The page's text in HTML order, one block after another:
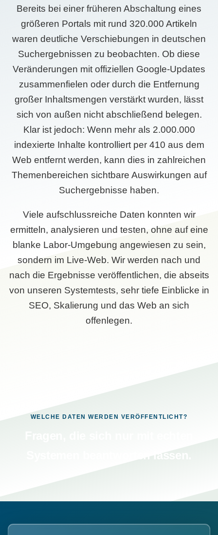
Bereits bei einer früheren Abschaltung eines
größeren Portals mit rund 320.000 Artikeln
waren deutliche Verschiebungen in deutschen
Suchergebnissen zu beobachten. Ob diese
Veränderungen mit offiziellen Google-Updates
zusammenfielen oder durch die Entfernung
großer Inhaltsmengen verstärkt wurden, lässt
sich von außen nicht abschließend belegen.
Klar ist jedoch: Wenn mehr als 2.000.000
indexierte Inhalte kontrolliert per 410 aus dem
Web entfernt werden, kann dies in zahlreichen
Themenbereichen sichtbare Auswirkungen auf
Suchergebnisse haben.
Viele aufschlussreiche Daten konnten wir
ermitteln, analysieren und testen, ohne auf eine
blanke Labor-Umgebung angewiesen zu sein,
sondern im Live-Web. Wir werden nach und
nach die Ergebnisse veröffentlichen, die abseits
von unseren Systemtests, sehr tiefe Einblicke in
SEO, Skalierung und das Web an sich
offenlegen.
WELCHE DATEN WERDEN VERÖFFENTLICHT?